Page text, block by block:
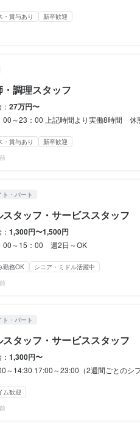
・賞与あり
新卒歓迎
調理スタッフ
27万円〜
00～23：00 上記時間より実働8時間 休
・賞与あり
新卒歓迎
ト・パート
スタッフ・サービススタッフ
1,300円〜1,500円
00～15：00 週2日～OK
勤務OK
シニア・ミドル活躍中
ト・パート
スタッフ・サービススタッフ
1,300円〜
17:00～23:00（2週間ごとのシフト制） ※1日2h、週2日以上～相談 ※終電考慮 勤務時間は相談に応じます 昼のみ・夜のみ
ム歓迎
間
：00
休暇
（年1回1週間）
増やしていく予定です！
あり 夏季休暇あり
まかない付き！
事補助あり
間
：00
休憩あり
休暇
（年1回1週間）
増やしていく予定です！
あり 夏季休暇あり 年末年始休暇あり
まかない付き！
事補助あり 社会保険完備 制服貸与
間
：00
休憩あり
休暇
（年1回1週間）
増やしていく予定です！
あり 夏季休暇あり 年末年始休暇あり
まかない付き！
事補助あり 社会保険完備 制服貸与
防止措置：屋内原則禁煙（喫煙専用
事補助あり
主婦・主夫歓迎 シニア・ミドル活躍中
タッフ】
ーダー受付、ドリンク作成、配膳
せします。
市中央区三宮町2-2-2 鈴木ビル 2F
業者名
（2週間ごとのシフト制）
2日以上～相談
相談に応じます
を有効に使えます！
～終電まで
休暇
る
り
清潔感を大切に！）
通勤OK
歴書不要
事補助あり